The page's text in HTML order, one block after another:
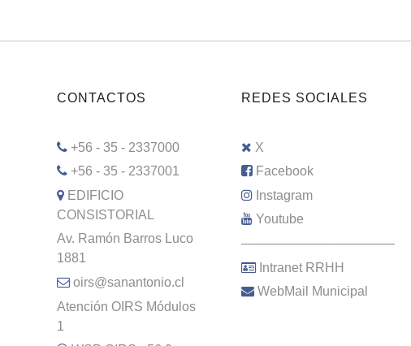
CONTACTOS
+56 - 35 - 2337000
+56 - 35 - 2337001
EDIFICIO
CONSISTORIAL
Av. Ramón Barros Luco
1881
oirs@sanantonio.cl
Atención OIRS Módulos
1
REDES SOCIALES
X
Facebook
Instagram
Youtube
–––––––––––––––––––––
Intranet RRHH
WebMail Municipal